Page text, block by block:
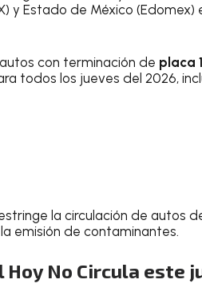
y Estado de México (Edomex)
con terminación de placa
todos los jueves del 2026,
la circulación de autos
emisión de contaminantes.
No Circula este